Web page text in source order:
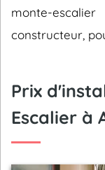
monte-
constructeur,
Prix
Escalier à